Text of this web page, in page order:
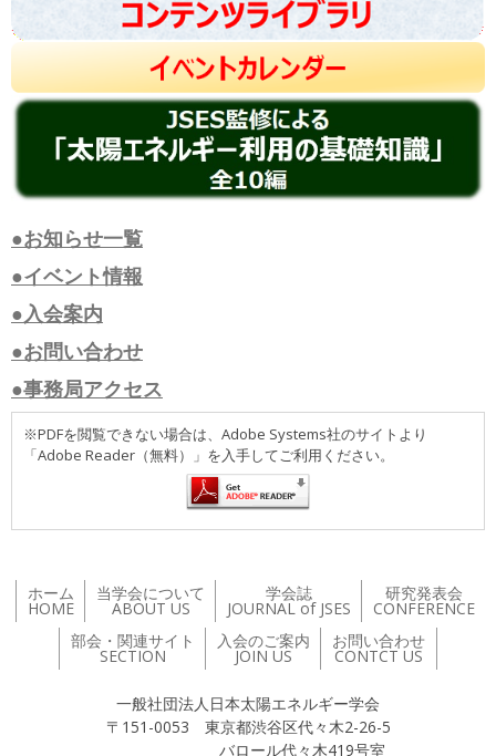
●お知らせ一覧
●イベント情報
●入会案内
●お問い合わせ
●事務局アクセス
※PDFを閲覧できない場合は、Adobe Systems社のサイトより
「Adobe Reader（無料）」を入手してご利用ください。
ホーム
HOME
当学会について
ABOUT US
学会誌
JOURNAL of JSES
研究発表会
CONFERENCE
部会・関連サイト
SECTION
入会のご案内
JOIN US
お問い合わせ
CONTCT US
一般社団法人日本太陽エネルギー学会
〒151-0053 東京都渋谷区代々木2-26-5
バロール代々木419号室